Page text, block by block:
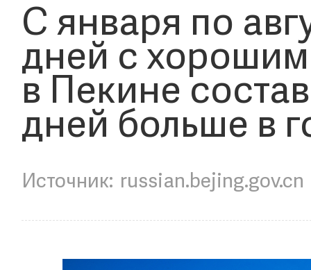
С января по
дней с хорошим
в Пекине
дней больше в
russian.bejing.gov.cn